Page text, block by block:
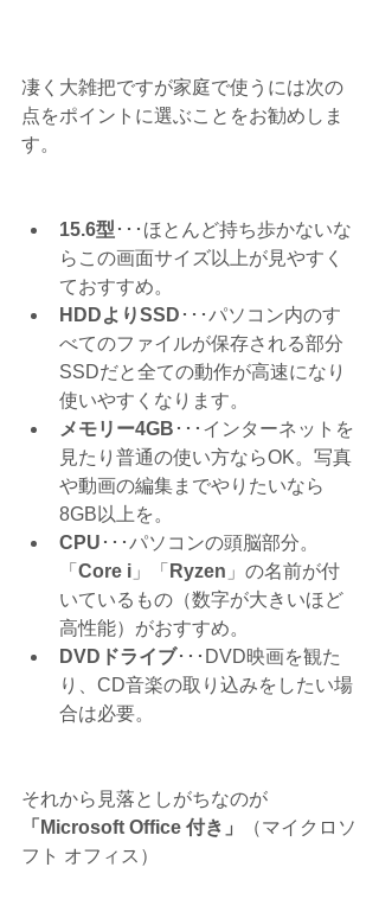
凄く大雑把ですが家庭で使うには次の
点をポイントに選ぶことをお勧めしま
す。
15.6型 ･･･ほとんど持ち歩かないな
らこの画面サイズ以上が見やすく
ておすすめ。
HDDよりSSD ･･･パソコン内のす
べてのファイルが保存される部分
SSDだと全ての動作が高速になり
使いやすくなります。
メモリー4GB ･･･インターネットを
見たり普通の使い方ならOK。写真
や動画の編集までやりたいなら
8GB以上を。
CPU ･･･パソコンの頭脳部分。
「 Core i 」「 Ryzen 」の名前が付
いているもの（数字が大きいほど
高性能）がおすすめ。
DVDドライブ･･･DVD映画を観た
り、CD音楽の取り込みをしたい場
合は必要。
それから見落としがちなのが
「Microsoft Office 付き」
（マイクロソ
フト オフィス）